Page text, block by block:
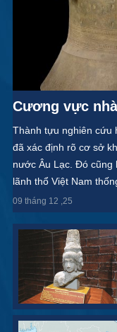
Cương vực
Thành tựu nghiên cứu
đã xác định rõ cơ sở
nước Âu Lạc. Đó cũng
lãnh thổ Việt Nam
09 tháng 12 ,25